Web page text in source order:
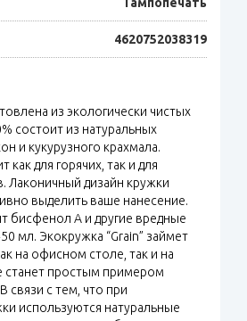
4620752038319
из экологически чистых
состоит из натуральных
и кукурузного крахмала.
как для горячих, так и для
Лаконичный дизайн кружки
выделить ваше нанесение.
бисфенол А и другие вредные
мл. Экокружка “Grain” займет
на офисном столе, так и на
станет простым примером
связи с тем, что при
используются натуральные